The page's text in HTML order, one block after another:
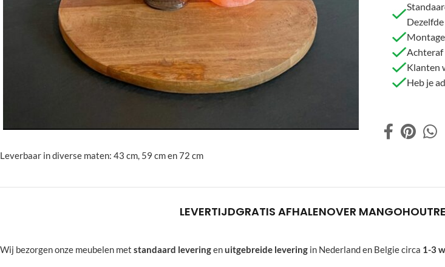
Leverbaar in diverse maten: 43 cm, 59 cm en 72 cm
Achteraf
Klanten
Heb je
LEVERTIJDGRATIS AFHALENOVER MANGOHOUT
Wij bezorgen onze meubelen met standaard leveringenuitgebreide levering in Nederland en Belgie circa 1-3